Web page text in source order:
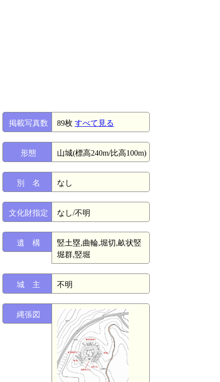
掲載写真数 89枚 すべて見る
形態 山城(標高240m/比高100m)
別 名 なし
文化財指定 なし/不明
遺 構
竪土塁,曲輪,堀切,畝状竪
堀群,竪堀
城 主 不明
縄張図